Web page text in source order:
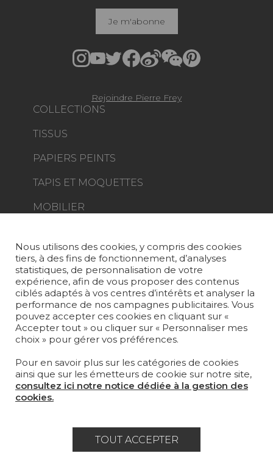
COLLECTIONS
TISSUS
PAPIERS PEINTS
TAPIS ET MOQUETTES
MOBILIER
SUR-MESURE
MAGAZINE
LA MAISON
OÙ NOUS TROUVER ?
Je m'abonne
Rejoindre Pierre Frey
Politique générale de protection des
Nous utilisons des cookies, y compris des cookies
tiers, à des fins de fonctionnement, d’analyses
statistiques, de personnalisation de votre
expérience, afin de vous proposer des contenus
ciblés adaptés à vos centres d’intérêts et analyser la
performance de nos campagnes publicitaires. Vous
pouvez accepter ces cookies en cliquant sur «
Accepter tout » ou cliquer sur « Personnaliser mes
choix » pour gérer vos préférences.
Pour en savoir plus sur les catégories de cookies
ainsi que sur les émetteurs de cookie sur notre site,
consultez ici notre notice dédiée à la gestion des
cookies.
TOUT ACCEPTER